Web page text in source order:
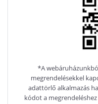
*A
megrendelésekkel
adattörlő alkalmazás
kódot a